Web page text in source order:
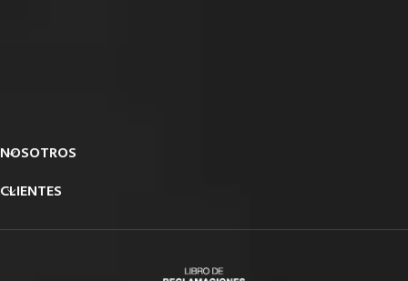
NOSOTROS
CLIENTES